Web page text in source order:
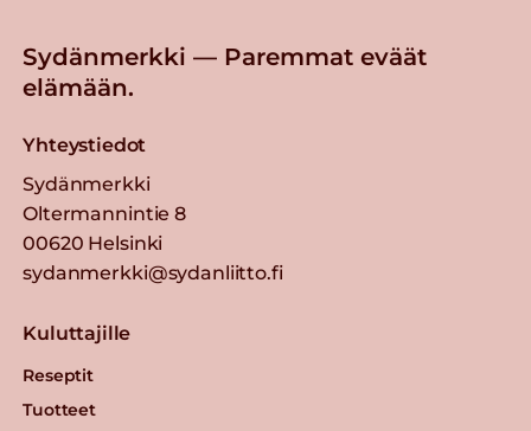
Sydänmerkki — Paremmat eväät
elämään.
Yhteystiedot
Sydänmerkki
Oltermannintie 8
00620 Helsinki
sydanmerkki@sydanliitto.fi
Kuluttajille
Reseptit
Tuotteet